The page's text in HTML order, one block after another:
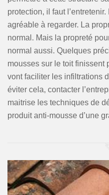
protection, il faut
agréable à regarder. La
normal. Mais la propreté
normal aussi. Quelques
mousses sur le toit finissent
vont faciliter les infiltrations
éviter cela, contacter
maitrise les techniques de
produit anti-mousse d’une